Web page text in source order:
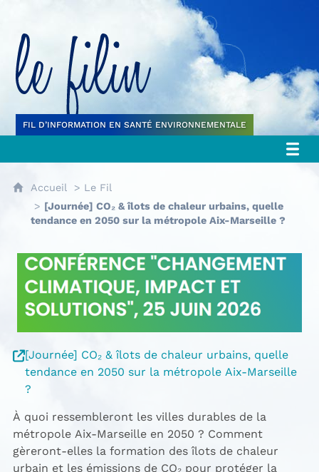
FIL D’INFORMATION EN SANTÉ ENVIRONNEMENTALE
Accueil
Le Fil
[Journée] CO₂ & îlots de chaleur urbains, quelle
tendance en 2050 sur la métropole Aix-Marseille ?
[Journée] CO₂ & îlots de chaleur urbains, quelle
tendance en 2050 sur la métropole Aix-Marseille
?
À quoi ressembleront les villes durables de la
métropole Aix-Marseille en 2050 ? Comment
gèreront-elles la formation des îlots de chaleur
urbain et les émissions de CO₂ pour protéger la